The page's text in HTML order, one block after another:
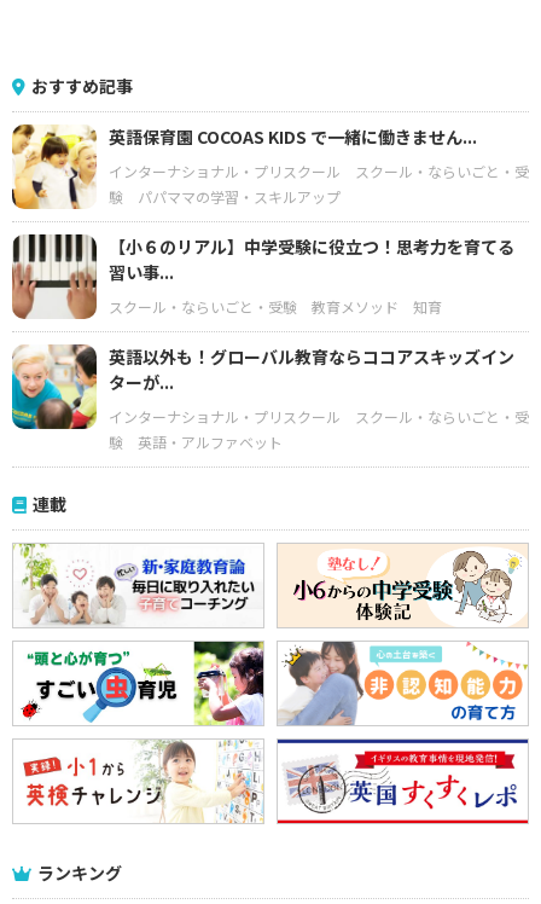
おすすめ記事
英語保育園 COCOAS KIDS で一緒に働きません...
インターナショナル・プリスクール
スクール・ならいごと・受
験
パパママの学習・スキルアップ
【小６のリアル】中学受験に役立つ！思考力を育てる
習い事...
スクール・ならいごと・受験 教育メソッド 知育
英語以外も！グローバル教育ならココアスキッズイン
ターが...
インターナショナル・プリスクール
スクール・ならいごと・受
験
英語・アルファベット
連載
ランキング